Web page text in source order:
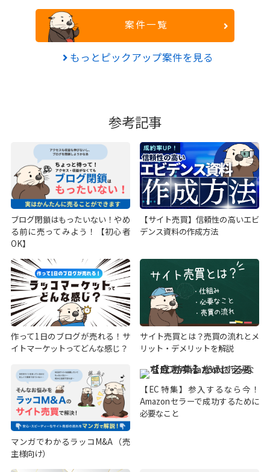
案件一覧
もっとピックアップ案件を見る
参考記事
ブログ閉鎖はもったいない！やめ
る前に売ってみよう！【初心者
OK】
【サイト売買】信頼性の高いエビ
デンス資料の作成方法
作って1日のブログが売れる！サ
イトマーケットってどんな感じ？
サイト売買とは？売買の流れとメ
リット・デメリットを解説
マンガでわかるラッコM&A（売
主様向け）
【EC特集】参入するなら今！
Amazonセラーで成功するために
必要なこと